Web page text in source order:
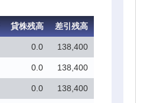
貸株残高 差引残高
0.0 138,400
0.0 138,400
0.0 138,400